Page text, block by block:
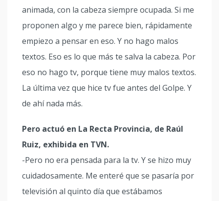
animada, con la cabeza siempre ocupada. Si me
proponen algo y me parece bien, rápidamente
empiezo a pensar en eso. Y no hago malos
textos. Eso es lo que más te salva la cabeza. Por
eso no hago tv, porque tiene muy malos textos.
La última vez que hice tv fue antes del Golpe. Y
de ahí nada más.
Pero actuó en La Recta Provincia, de Raúl
Ruiz, exhibida en TVN.
-Pero no era pensada para la tv. Y se hizo muy
cuidadosamente. Me enteré que se pasaría por
televisión al quinto día que estábamos